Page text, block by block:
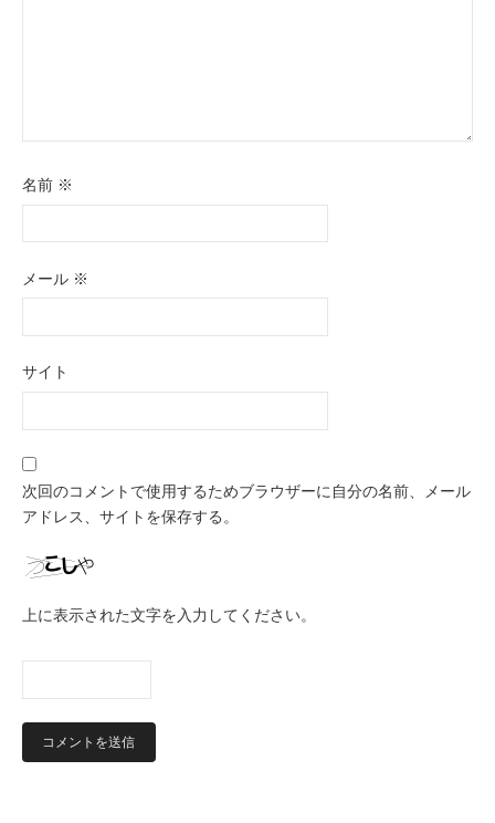
名前 ※
メール ※
サイト
次回のコメントで使用するためブラウザーに自分の名前、メール
アドレス、サイトを保存する。
上に表示された文字を入力してください。